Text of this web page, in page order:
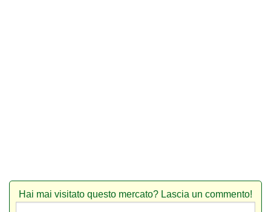
Hai mai visitato questo mercato? Lascia un commento!